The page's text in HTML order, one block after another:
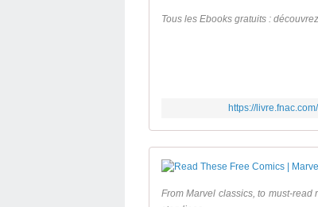
Tous les Ebooks gratuits :
https://
From Marvel classics, to must-